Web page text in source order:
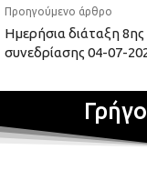
Προηγούμενο άρθρο
Ημερήσια διάταξη 8ης
συνεδρίασης 04-07-